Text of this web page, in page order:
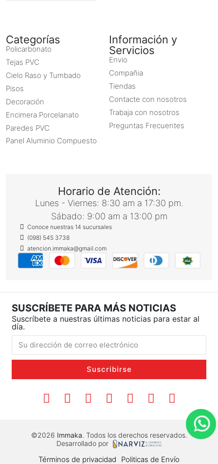
Categorías
Policarbonato
Tejas PVC
Cielo Raso y Tumbado
Pisos
Decoración
Encimera Porcelanato
Paredes PVC
Panel Aluminio Compuesto
Información y
Servicios
Envio
Compañia
Tiendas
Contacte con nosotros
Trabaja con nosotros
Preguntas Frecuentes
Horario de Atención:
Lunes - Viernes: 8:30 am a 17:30 pm.
Sábado: 9:00 am a 13:00 pm
Conoce nuestras 14 sucursales
(098) 545 3738
atencion.immaka@gmail.com
SUSCRÍBETE PARA MÁS NOTICIAS
Suscríbete a nuestras últimas noticias para estar al
día.
Suscribirse
©2026 Immaka. Todos los derechos reservados.
Desarrollado por
Términos de privacidad Politicas de Envío